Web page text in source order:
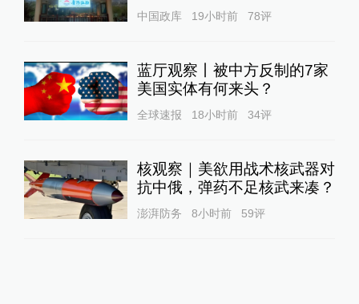
中国政库 19小时前 78评
蓝厅观察丨被中方反制的7家
美国实体有何来头？
全球速报 18小时前 34评
核观察｜美欲用战术核武器对
抗中俄，弹药不足核武来凑？
澎湃防务 8小时前 59评